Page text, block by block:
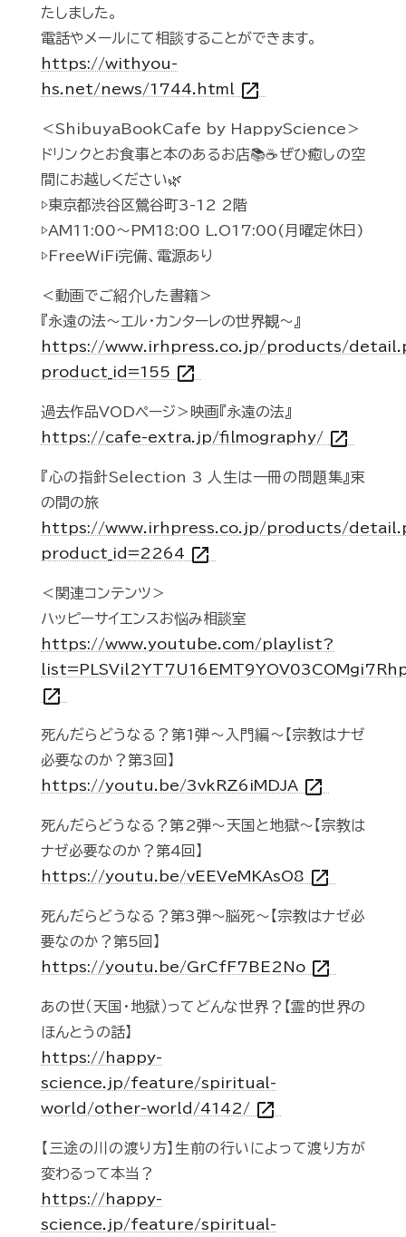
たしました。
電話やメールにて相談することができます。
https://withyou-
hs.net/news/1744.html open_in_new
＜ShibuyaBookCafe by HappyScience＞
ドリンクとお食事と本のあるお店📚☕️ぜひ癒しの空
間にお越しください🌿
▷東京都渋谷区鶯谷町3-12 2階
▷AM11:00〜PM18:00 L.O17:00(月曜定休日)
▷FreeWiFi完備、電源あり
＜動画でご紹介した書籍＞
『永遠の法～エル・カンターレの世界観～』
https://www.irhpress.co.jp/products/
product_id=155 open_in_new
過去作品VODページ＞映画『永遠の法』
https://cafe-extra.jp/filmography/ open_in_new
『心の指針Selection 3 人生は一冊の問題集』束
の間の旅
https://www.irhpress.co.jp/products/
product_id=2264 open_in_new
＜関連コンテンツ＞
ハッピーサイエンスお悩み相談室
https://www.youtube.com/playlist?
open_in_new
死んだらどうなる？第1弾～入門編～【宗教はナゼ
必要なのか？第3回】
https://youtu.be/3vkRZ6iMDJA open_in_new
死んだらどうなる？第2弾～天国と地獄～【宗教は
ナゼ必要なのか？第4回】
https://youtu.be/vEEVeMKAsO8 open_in_new
死んだらどうなる？第3弾～脳死～【宗教はナゼ必
要なのか？第5回】
https://youtu.be/GrCfF7BE2No open_in_new
あの世（天国・地獄）ってどんな世界？【霊的世界の
ほんとうの話】
https://happy-
science.jp/feature/spiritual-
world/other-world/4142/ open_in_new
【三途の川の渡り方】生前の行いによって渡り方が
変わるって本当？
https://happy-
science.jp/feature/spiritual-